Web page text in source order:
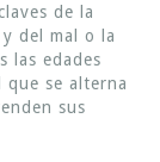
de la
del mal o la
las edades
que se alterna
sus